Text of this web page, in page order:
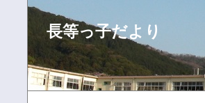
長等っ子だより